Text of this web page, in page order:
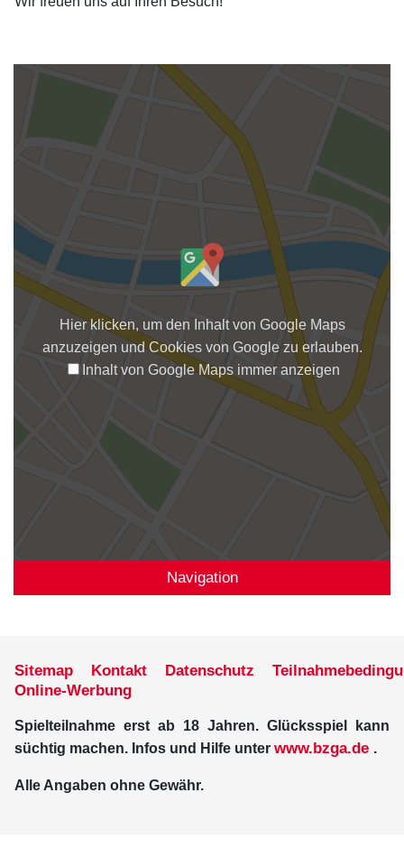
Hier klicken, um den Inhalt von Google Maps
anzuzeigen und Cookies von Google zu erlauben.
Inhalt von Google Maps immer anzeigen
Navigation
Sitemap Kontakt Datenschutz
Online-Werbung
Spielteilnahme erst ab 18 Jahren. Glücksspiel kann
süchtig machen. Infos und Hilfe unter www.bzga.de .
Alle Angaben ohne Gewähr.